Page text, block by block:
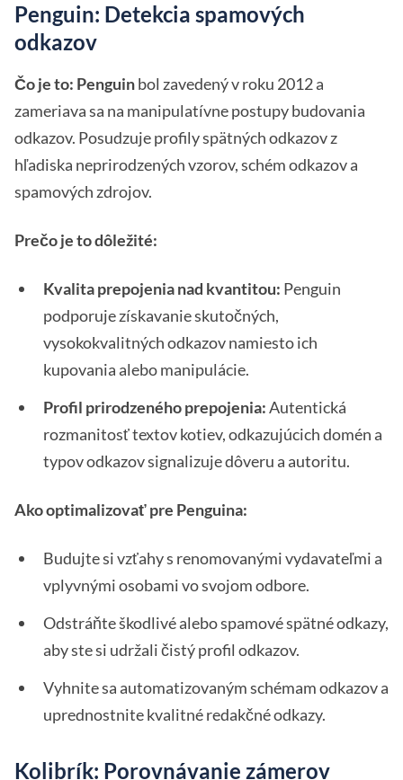
Penguin: Detekcia spamových
odkazov
Čo je to: Penguinbol zavedený v roku 2012 a
zameriava sa na manipulatívne postupy budovania
odkazov. Posudzuje profily spätných odkazov z
hľadiska neprirodzených vzorov, schém odkazov a
spamových zdrojov.
Prečo je to dôležité:
Kvalita prepojenia nad kvantitou: Penguin
podporuje získavanie skutočných,
vysokokvalitných odkazov namiesto ich
kupovania alebo manipulácie.
Profil prirodzeného prepojenia:Autentická
rozmanitosť textov kotiev, odkazujúcich domén a
typov odkazov signalizuje dôveru a autoritu.
Ako optimalizovať pre Penguina:
Budujte si vzťahy s renomovanými vydavateľmi a
vplyvnými osobami vo svojom odbore.
Odstráňte škodlivé alebo spamové spätné odkazy,
aby ste si udržali čistý profil odkazov.
Vyhnite sa automatizovaným schémam odkazov a
uprednostnite kvalitné redakčné odkazy.
Kolibrík: Porovnávanie zámerov